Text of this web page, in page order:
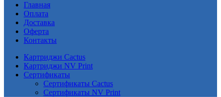
Главная
Оплата
Доставка
Оферта
Контакты
Картриджи Cactus
Картриджи NV Print
Сертификаты
Сертификаты Cactus
Сертификаты NV Print